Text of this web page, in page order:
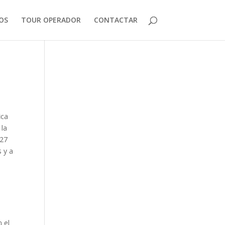
TOUR OPERADOR CONTACTAR
y a
el